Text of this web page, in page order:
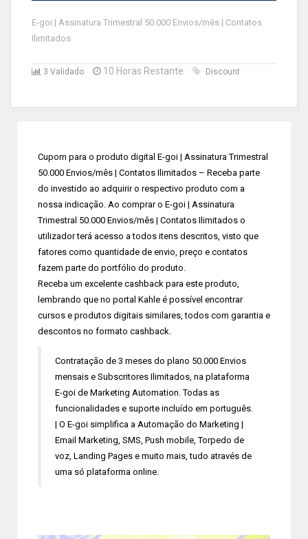
E-goi | Assinatura Trimestral 50.000 Envios/mês | Contatos
Ilimitados
3 Validado 10 Horas Restante Discount
Cupom para o produto digital E-goi | Assinatura Trimestral
50.000 Envios/mês | Contatos Ilimitados – Receba parte
do investido ao adquirir o respectivo produto com a
nossa indicação. Ao comprar o E-goi | Assinatura
Trimestral 50.000 Envios/mês | Contatos Ilimitados o
utilizador terá acesso a todos itens descritos, visto que
fatores como quantidade de envio, preço e contatos
fazem parte do portfólio do produto.
Receba um excelente cashback para este produto,
lembrando que no portal Kahle é possível encontrar
cursos e produtos digitais similares, todos com garantia e
descontos no formato cashback.
Contratação de 3 meses do plano 50.000 Envios
mensais e Subscritores Ilimitados, na plataforma
E-goi de Marketing Automation. Todas as
funcionalidades e suporte incluído em português.
| O E-goi simplifica a Automação do Marketing |
Email Marketing, SMS, Push mobile, Torpedo de
voz, Landing Pages e muito mais, tudo através de
uma só plataforma online.